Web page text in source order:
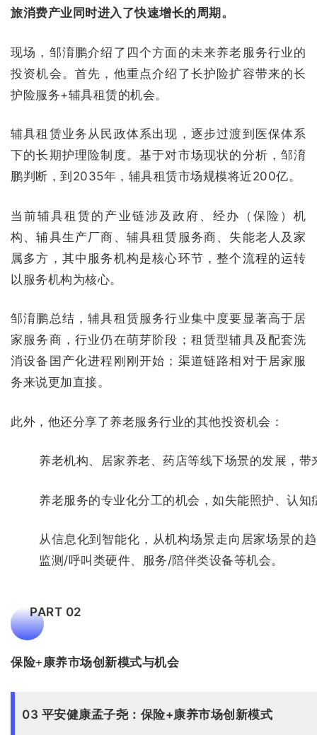
旅消费产业同时进入了快速增长的周期。
现场，邹淯鹏介绍了四个方面的未来养老服务行业的
投资机会。首先，他重点介绍了长护险扩容带来的长
护险服务+辅具租赁的机会。
辅具租赁业务从民政体系出现，逐步过渡到医保体系
下的长期护理险制度。基于对市场现状的分析，邹淯
鹏判断，到2035年，辅具租赁市场规模将近200亿。
当前辅具租赁的产业链涉及政府、经办（保险）机
构、辅具生产厂商、辅具租赁服务商、失能老人及家
属多方，其中服务机构是核心环节，整个流程的运转
以服务机构为核心。
邹淯鹏总结，辅具租赁服务行业集中度要显著高于居
家服务商，行业仍在萌芽阶段；租赁型辅具及配套洗
消设备国产化进程刚刚开始；渠道链路相对于居家服
务来说更加直接。
此外，他还分享了养老服务行业的其他投资机会：
养老机构、居家养老、药店等线下场景的发展，
养老服务的专业化分工的机会，如失能照护、认知
从信息化到智能化，从机构场景走向居家场景的
监测/呼叫类硬件、服务/陪伴类设备等机会。
PART 02
保险+康养市场创新模式与机会
03 平安健康孟子尧：保险+康养市场创新模式